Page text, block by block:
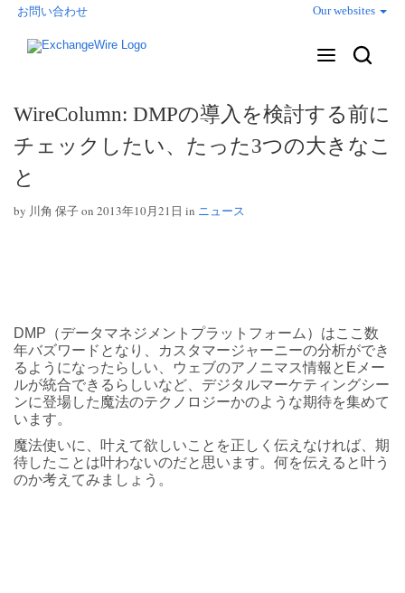
お問い合わせ Our websites
WireColumn: DMPの導入を検討する前に
チェックしたい、たった3つの大きなこ
と
by 川角 保子on 2013年10月21日 in ニュース
DMP（データマネジメントプラットフォーム）はここ数
年バズワードとなり、カスタマージャーニーの分析ができ
るようになったらしい、ウェブのアノニマス情報とEメー
ルが統合できるらしいなど、デジタルマーケティングシー
ンに登場した魔法のテクノロジーかのような期待を集めて
います。
魔法使いに、叶えて欲しいことを正しく伝えなければ、期
待したことは叶わないのだと思います。何を伝えると叶う
のか考えてみましょう。